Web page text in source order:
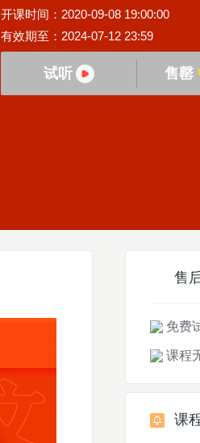
开课时间：2020-09-08 19:00:00
有效期至：2024-07-12 23:59
试听 售罄
售
免费
课程
课